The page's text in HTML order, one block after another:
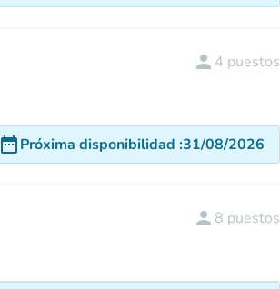
person 4 puestos
date_rangePróxima disponibilidad :31/08/2026
person 8 puestos